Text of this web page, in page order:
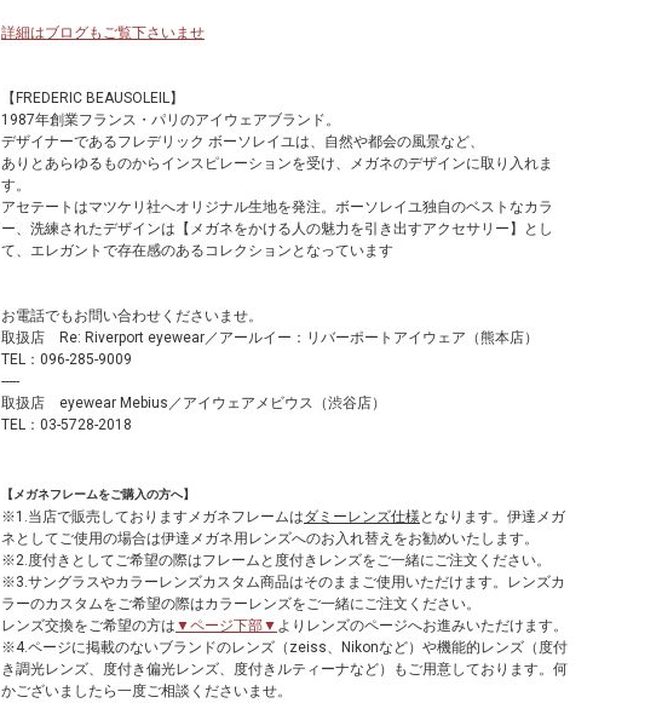
詳細はブログもご覧下さいませ
【FREDERIC BEAUSOLEIL】
1987年創業フランス・パリのアイウェアブランド。
デザイナーであるフレデリック ボーソレイユは、自然や都会の風景など、
ありとあらゆるものからインスピレーションを受け、メガネのデザインに取り入れま
す。
アセテートはマツケリ社へオリジナル生地を発注。ボーソレイユ独自のベストなカラ
ー、洗練されたデザインは【メガネをかける人の魅力を引き出すアクセサリー】とし
て、エレガントで存在感のあるコレクションとなっています
お電話でもお問い合わせくださいませ。
取扱店 Re: Riverport eyewear／アールイー：リバーポートアイウェア（熊本店）
TEL：096-285-9009
-----
取扱店 eyewear Mebius／アイウェアメビウス（渋谷店）
TEL：03-5728-2018
【メガネフレームをご購入の方へ】
※1.当店で販売しておりますメガネフレームはダミーレンズ仕様 となります。伊達メガ
ネとしてご使用の場合は伊達メガネ用レンズへのお入れ替えをお勧めいたします。
※2.度付きとしてご希望の際はフレームと度付きレンズをご一緒にご注文ください。
※3.サングラスやカラーレンズカスタム商品はそのままご使用いただけます。レンズカ
ラーのカスタムをご希望の際はカラーレンズをご一緒にご注文ください。
レンズ交換をご希望の方は ▼ページ下部▼ よりレンズのページへお進みいただけます。
※4.ページに掲載のないブランドのレンズ（zeiss、Nikonなど）や機能的レンズ（度付
き調光レンズ、度付き偏光レンズ、度付きルティーナなど）もご用意しております。何
かございましたら一度ご相談くださいませ。